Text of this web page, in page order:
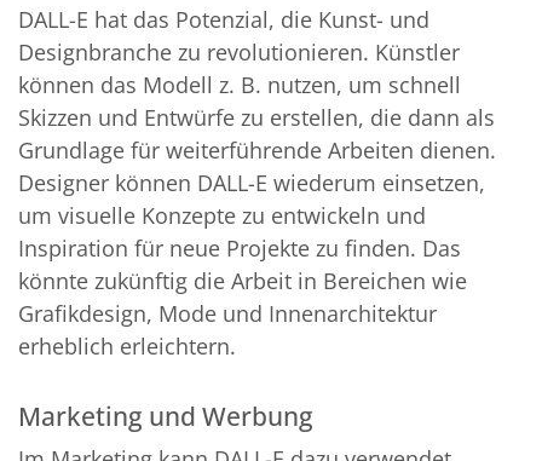
DALL-E hat das Potenzial, die Kunst- und
Designbranche zu revolutionieren. Künstler
können das Modell z. B. nutzen, um schnell
Skizzen und Entwürfe zu erstellen, die dann als
Grundlage für weiterführende Arbeiten dienen.
Designer können DALL-E wiederum einsetzen,
um visuelle Konzepte zu entwickeln und
Inspiration für neue Projekte zu finden. Das
könnte zukünftig die Arbeit in Bereichen wie
Grafikdesign, Mode und Innenarchitektur
erheblich erleichtern.
Marketing und Werbung